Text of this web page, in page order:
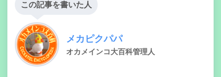
この記事を書いた人
メカピクパパ
オカメインコ大百科管理人